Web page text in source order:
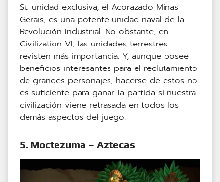
Su unidad exclusiva, el Acorazado Minas
Gerais, es una potente unidad naval de la
Revolución Industrial. No obstante, en
Civilization VI, las unidades terrestres
revisten más importancia. Y, aunque posee
beneficios interesantes para el reclutamiento
de grandes personajes, hacerse de estos no
es suficiente para ganar la partida si nuestra
civilización viene retrasada en todos los
demás aspectos del juego.
5. Moctezuma – Aztecas